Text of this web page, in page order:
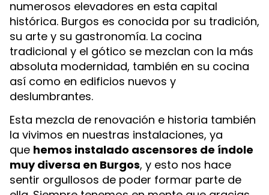
numerosos elevadores en esta capital
histórica. Burgos es conocida por su tradición,
su arte y su gastronomía. La cocina
tradicional y el gótico se mezclan con la más
absoluta modernidad, también en su cocina
así como en edificios nuevos y
deslumbrantes.
Esta mezcla de renovación e historia también
la vivimos en nuestras instalaciones, ya
que hemos instalado ascensores de índole
muy diversa en Burgos, y esto nos hace
sentir orgullosos de poder formar parte de